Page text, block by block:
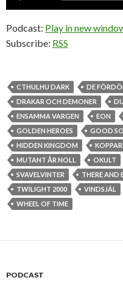
Podcast: Play in new
Subscribe: RSS
CTHULHU DARK DE
DRAKAR OCH DEMONER
ENSAMMA VARGEN
EON
GOLDEN HEROES
GOOD
HIDDEN KINGDOM
MUTANT ÅR NOLL
OKULT
SVAVELVINTER
THERE AND
TWILIGHT 2000
VINDSJÄL
WHEEL OF TIME
PODCAST